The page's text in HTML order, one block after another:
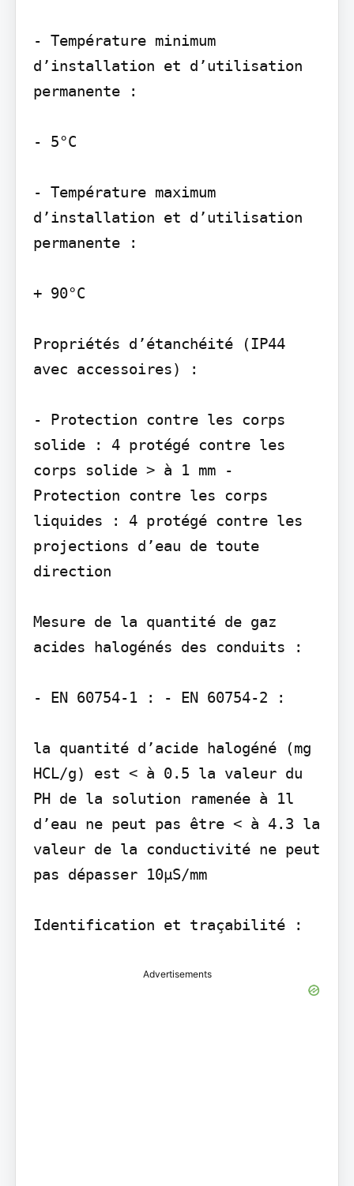
- Température minimum
d’installation et d’utilisation
permanente :
- 5°C
- Température maximum
d’installation et d’utilisation
permanente :
+ 90°C
Propriétés d’étanchéité (IP44
avec accessoires) :
- Protection contre les corps
solide : 4 protégé contre les
corps solide > à 1 mm -
Protection contre les corps
liquides : 4 protégé contre les
projections d’eau de toute
direction
Mesure de la quantité de gaz
acides halogénés des conduits :
- EN 60754-1 : - EN 60754-2 :
la quantité d’acide halogéné (mg
HCL/g) est < à 0.5 la valeur du
PH de la solution ramenée à 1l
d’eau ne peut pas être < à 4.3 la
valeur de la conductivité ne peut
pas dépasser 10µS/mm
Identification et traçabilité :
Advertisements